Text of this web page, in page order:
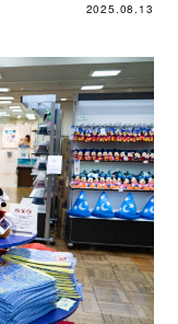
2025.08.13